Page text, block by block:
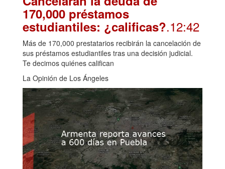
170,000 préstamos
estudiantiles: ¿calificas?.12:42
Más de 170,000 prestatarios recibirán la cancelación de
sus préstamos estudiantiles tras una decisión judicial.
Te decimos quiénes califican
La Opinión de Los Ángeles